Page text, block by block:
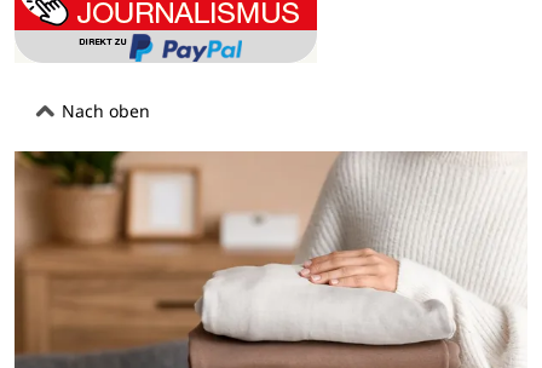
Nach oben